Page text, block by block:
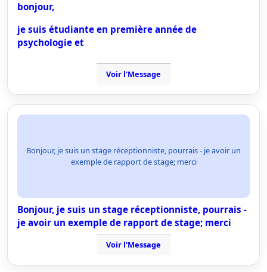
bonjour,
je suis étudiante en première année de
psychologie et
Voir l'Message
Bonjour, je suis un stage réceptionniste, pourrais - je avoir un
exemple de rapport de stage; merci
Bonjour, je suis un stage réceptionniste, pourrais -
je avoir un exemple de rapport de stage; merci
Voir l'Message